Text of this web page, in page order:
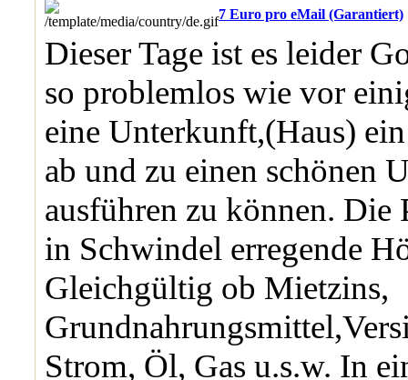
7 Euro pro eMail (Garantiert)
Dieser Tage ist es leider
so problemlos wie vor
eine Unterkunft,(Haus)
ab und zu einen schönen
ausführen zu können. Die
in Schwindel erregende
Gleichgültig ob Mietzins,
Strom, Öl, Gas u.s.w. In